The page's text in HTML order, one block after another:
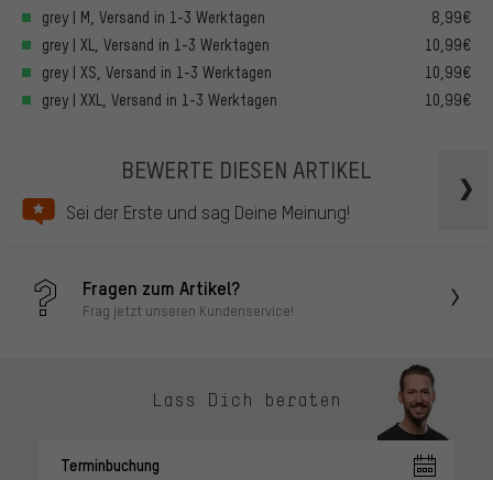
grey | M, Versand in 1-3 Werktagen
8,99€
grey | XL, Versand in 1-3 Werktagen
10,99€
grey | XS, Versand in 1-3 Werktagen
10,99€
grey | XXL, Versand in 1-3 Werktagen
10,99€
BEWERTE DIESEN ARTIKEL
Sei der Erste und sag Deine Meinung!
Fragen zum Artikel?
Frag jetzt unseren Kundenservice!
Lass Dich beraten
Terminbuchung